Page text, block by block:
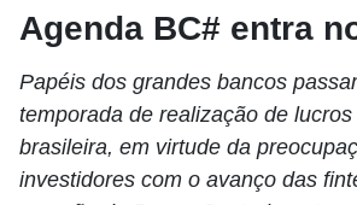
Agenda BC# entra
Papéis dos grandes bancos
temporada de realização de
brasileira, em virtude da
investidores com o avanço das